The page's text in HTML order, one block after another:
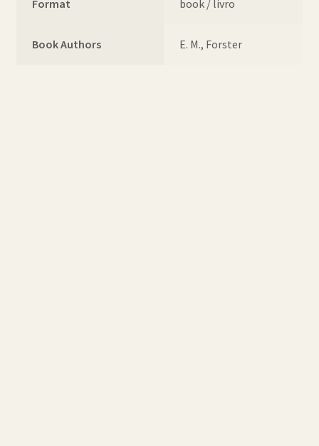
Format book / livro
Book Authors E. M., Forster